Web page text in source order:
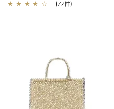
★ ★ ★ ★ ☆ (77件)